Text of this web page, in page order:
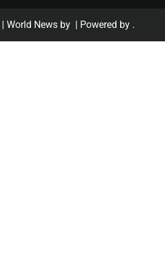
| World News by | Powered by .